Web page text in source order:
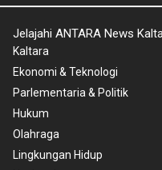
Jelajahi ANTARA News
Kaltara
Ekonomi & Teknologi
Parlementaria & Politik
Hukum
Olahraga
Lingkungan Hidup